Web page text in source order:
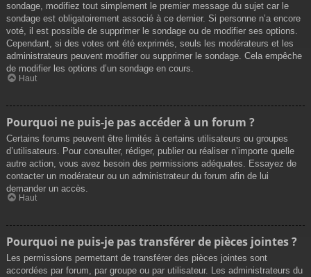
sondage, modifiez tout simplement le premier message du sujet car le
sondage est obligatoirement associé à ce dernier. Si personne n’a encore
voté, il est possible de supprimer le sondage ou de modifier ses options.
Cependant, si des votes ont été exprimés, seuls les modérateurs et les
administrateurs peuvent modifier ou supprimer le sondage. Cela empêche
de modifier les options d’un sondage en cours.
Haut
Pourquoi ne puis-je pas accéder à un forum ?
Certains forums peuvent être limités à certains utilisateurs ou groupes
d’utilisateurs. Pour consulter, rédiger, publier ou réaliser n’importe quelle
autre action, vous avez besoin des permissions adéquates. Essayez de
contacter un modérateur ou un administrateur du forum afin de lui
demander un accès.
Haut
Pourquoi ne puis-je pas transférer de pièces jointes ?
Les permissions permettant de transférer des pièces jointes sont
accordées par forum, par groupe ou par utilisateur. Les administrateurs du